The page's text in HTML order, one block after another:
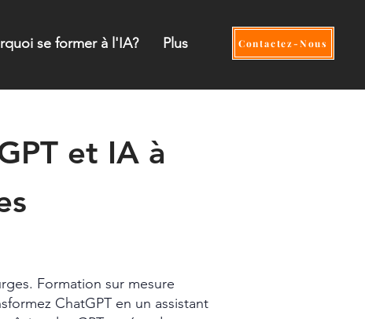
se former à l'IA? Plus Contactez-Nous
et IA à
Formation sur mesure
ChatGPT en un assistant